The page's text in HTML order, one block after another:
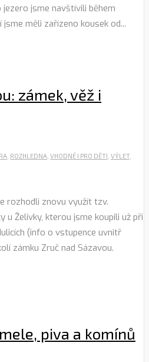
jezero jsme navštívili během
měli zařízeno kousek od...
zámek, věž i
ROZHLEDNA VHODNÉ I PRO DĚTI VÝLET,
rozhodli znovu využít tzv.
u Želivky, kterou jsme koupili už při
(info o vstupence uvnitř
zámku Zruč nad Sázavou.
piva a komínů